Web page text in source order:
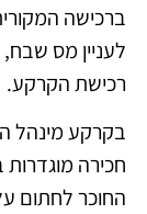
ברכישה
לעניין מס
רכישת הקרקע.
בקרקע מינהל
חכירה
החוכר לחתום